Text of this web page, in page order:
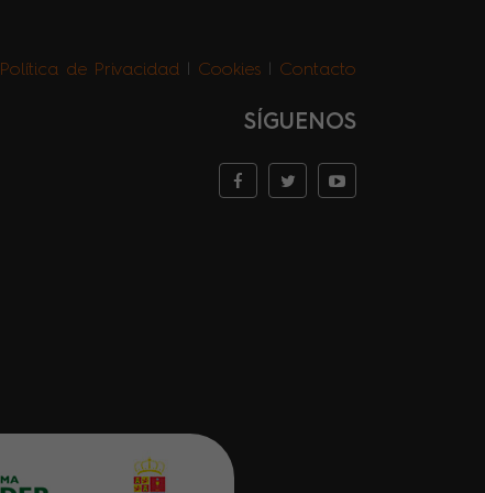
Política de Privacidad | Cookies | Contacto
SÍGUENOS